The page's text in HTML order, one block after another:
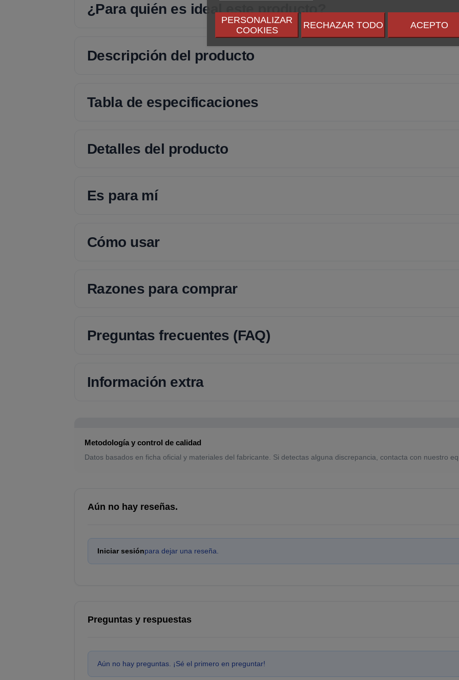
PERSONALIZAR
COOKIES
RECHAZAR TODO ACEPTO
¿Para quién es ideal este producto?
Descripción del producto
Tabla de especificaciones
Detalles del producto
Es para mí
Cómo usar
Razones para comprar
Preguntas frecuentes (FAQ)
Información extra
Metodología y control de calidad
Datos basados en ficha oficial y materiales del fabricante. Si detectas alguna discrepancia, contacta con nuestro
Aún no hay reseñas.
Iniciar sesiónpara dejar una reseña.
Preguntas y respuestas
Aún no hay preguntas. ¡Sé el primero en preguntar!